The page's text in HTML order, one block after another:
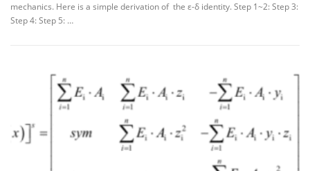
mechanics. Here is a simple derivation of the ε-δ identity. Step 1~2: Step 3:
Step 4: Step 5: …